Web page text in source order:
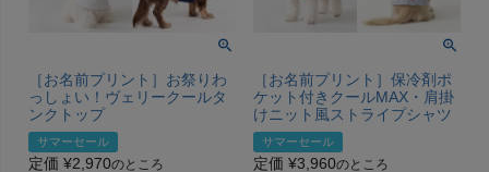
［お名前プリント］お祭りわ
っしょい！ヴェリークールタ
ンクトップ
サマーセール
定価 ¥2,970のところ
［お名前プリント］保冷剤ポ
ケット付きクールMAX・肩掛
けニット風ストライプシャツ
サマーセール
定価 ¥3,960のところ